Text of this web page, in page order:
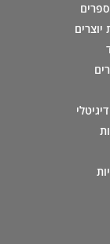
יוצרים